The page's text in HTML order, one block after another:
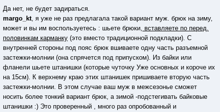
Да нет, не будет задираться.
margo_kt, я уже не раз предлагала такой вариант муж. брюк на зиму,
может и вы им воспользуетесь : шьете брюки, вставляете по перед.
половинкам карманку (это вместо традиционной подкладки). С
внутренней стороны под пояс брюк вшиваете одну часть разъемной
застежки-молнии (она спрячется под припуском). Из байки или
фланели шьете штанишки (которые чуточку Уже основных и короче их
на 15см). К верхнему краю этих штанишек пришиваете вторую часть
застежки-молнии. В этом случае ваш муж в межсезонье сможет
носить более тонкий вариант брюк, а зимой -подстегивать байковые
штанишки :) Это проверенный , много раз опробованный и